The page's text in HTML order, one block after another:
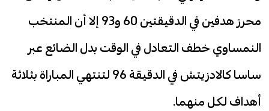
محرز هدفين في الدقيقتين 60 و93 إلا أن المنتخب
النمساوي خطف التعادل في الوقت بدل الضائع عبر
ساسا كالادزيتش في الدقيقة 96 لتنتهي المباراة بثلاثة
أهداف لكل منهما.